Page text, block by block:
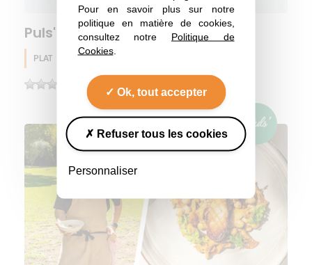
Pour en savoir plus sur notre
politique en matière de cookies,
consultez notre Politique de
Cookies.
Ok, tout accepter
Refuser tous les cookies
Personnaliser
Puls' - Joue de bœuf confite
PLAT Automne
(0)